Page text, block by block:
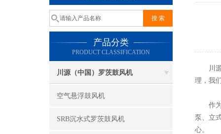
产品分类
PRODUCT CLASSIFICATION
川源（中国）罗茨鼓风机
空气悬浮鼓风机
SRB沉水式罗茨鼓风机
川源
理，我
作为
泵、立
心。